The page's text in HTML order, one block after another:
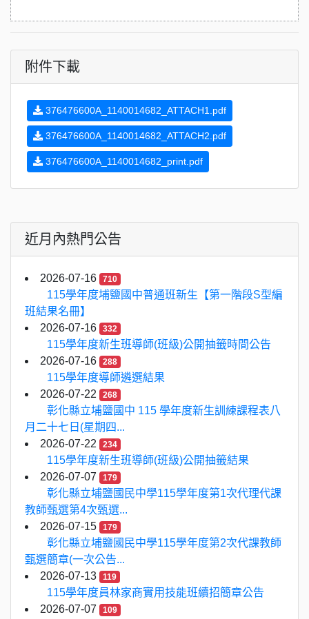
附件下載
376476600A_1140014682_ATTACH1.pdf
376476600A_1140014682_ATTACH2.pdf
376476600A_1140014682_print.pdf
近月內熱門公告
2026-07-16 710
115學年度埔鹽國中普通班新生【第一階段S型編
班結果名冊】
2026-07-16
332
115學年度新生班導師(班級)公開抽籤時間公告
2026-07-16
288
115學年度導師遴選結果
2026-07-22
268
彰化縣立埔鹽國中 115 學年度新生訓練課程表八
月二十七日(星期四...
2026-07-22
234
115學年度新生班導師(班級)公開抽籤結果
2026-07-07
179
彰化縣立埔鹽國民中學115學年度第1次代理代課
教師甄選第4次甄選...
2026-07-15
179
彰化縣立埔鹽國民中學115學年度第2次代課教師
甄選簡章(一次公告...
2026-07-13
119
115學年度員林家商實用技能班續招簡章公告
2026-07-07
109